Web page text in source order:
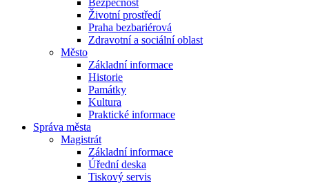
Bezpečnost
Životní prostředí
Praha bezbariérová
Zdravotní a sociální oblast
Město
Základní informace
Historie
Památky
Kultura
Praktické informace
Správa města
Magistrát
Základní informace
Úřední deska
Tiskový servis